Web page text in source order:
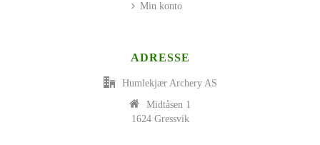
Min konto
ADRESSE
Humlekjær Archery AS
Midtåsen 1
1624 Gressvik